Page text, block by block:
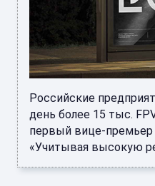
Российские
день более 15 тыс.
первый вице-
«Учитывая высокую